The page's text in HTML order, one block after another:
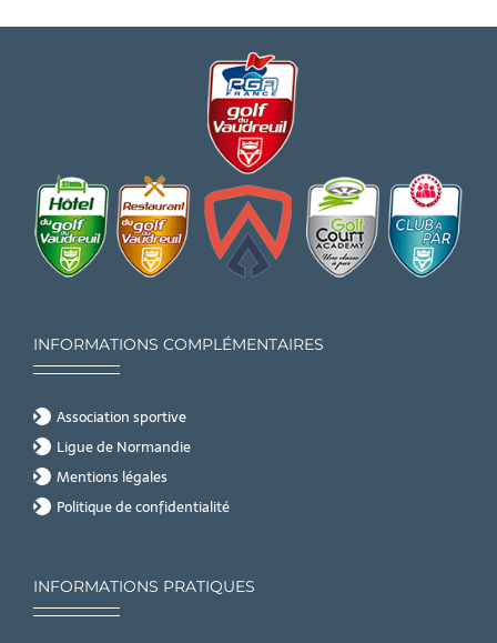
INFORMATIONS COMPLÉMENTAIRES
Association sportive
Ligue de Normandie
Mentions légales
Politique de confidentialité
INFORMATIONS PRATIQUES